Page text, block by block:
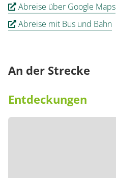
Abreise über Google Maps
Abreise mit Bus und Bahn
An der Strecke
Entdeckungen